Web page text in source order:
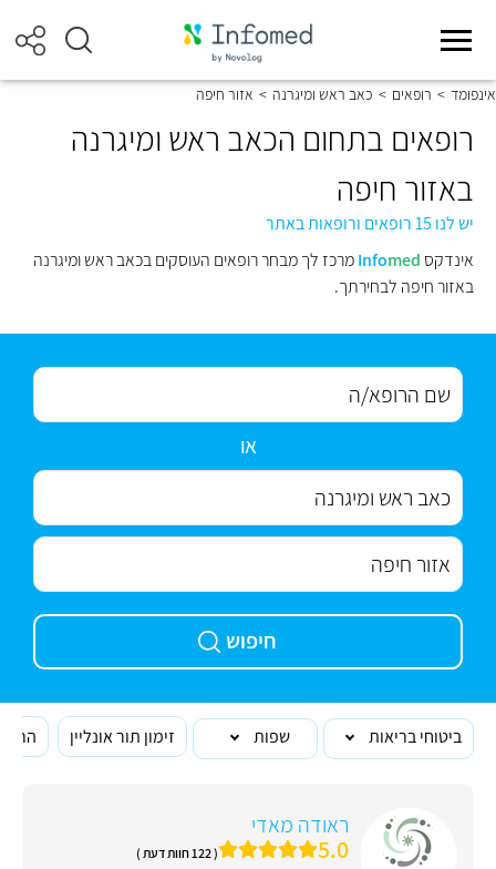
אינפומד > רופאים > כאב ראש ומיגרנה > אזור חיפה
רופאים בתחום הכאב ראש ומיגרנה
באזור חיפה
יש לנו 15 רופאים ורופאות באתר
אינדקס
Infomed
מרכז לך מבחר רופאים העוסקים בכאב ראש ומיגרנה
באזור חיפה לבחירתך.
או
חיפוש
ביטוחי בריאות שפות זימון תור אונליין
ראודה מאדי
5.0 ( 122 חוות דעת )